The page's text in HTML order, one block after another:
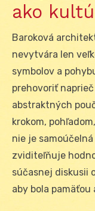
ako
Baroková
nevytvára len
symbolov a
prehovoriť
abstraktných
krokom,
nie je
zviditeľňuje
súčasnej diskusii
aby bola